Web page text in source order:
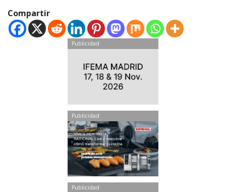
Compartir
Publicidad
Publicidad
Publicidad